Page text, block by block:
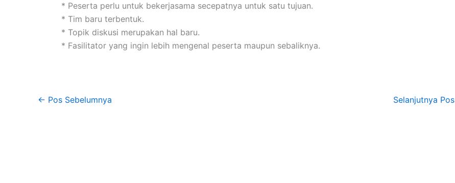
* Peserta perlu untuk bekerjasama secepatnya untuk satu tujuan.
* Tim baru terbentuk.
* Topik diskusi merupakan hal baru.
* Fasilitator yang ingin lebih mengenal peserta maupun sebaliknya.
← Pos Sebelumnya Selanjutnya Pos